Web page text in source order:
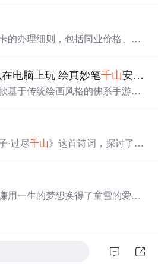
。
的办理细则，包括同业价格、提
。
电脑上玩 绘真妙笔千山安卓模拟器教程
基于传统绘画风格的佛系手游，
卡顿。
·过尽千山》这首诗词，探讨了其
用一生的梦想换得了童雪的爱，
责任与家庭的复杂纠葛。最终，
这对恋人实现了完美的大结局。